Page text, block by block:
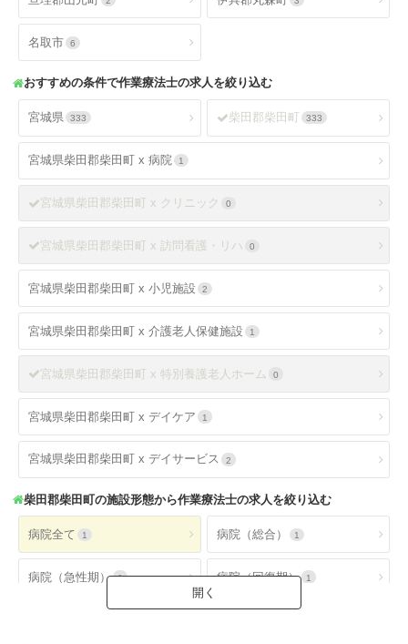
名取市 6
おすすめの条件で作業療法士の求人を絞り込む
宮城県 333 柴田郡柴田町 333
宮城県柴田郡柴田町 x 病院 1
宮城県柴田郡柴田町 x クリニック 0
宮城県柴田郡柴田町 x 訪問看護・リハ 0
宮城県柴田郡柴田町 x 小児施設 2
宮城県柴田郡柴田町 x 介護老人保健施設 1
宮城県柴田郡柴田町 x 特別養護老人ホーム 0
宮城県柴田郡柴田町 x デイケア 1
宮城県柴田郡柴田町 x デイサービス 2
柴田郡柴田町の施設形態から作業療法士の求人を絞り込む
病院全て 1 病院（総合） 1
病院（急性期） 1 病院（回復期） 1